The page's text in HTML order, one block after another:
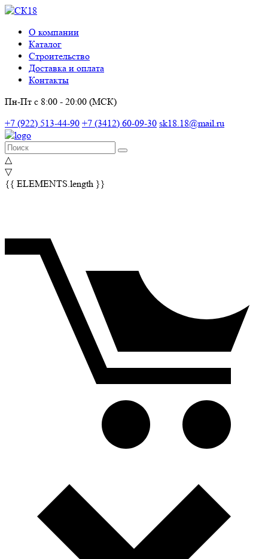
О компании
Каталог
Строительство
Доставка и оплата
Контакты
Пн-Пт с 8:00 - 20:00 (МСК)
+7 (922) 513-44-90 +7 (3412) 60-09-30 sk18.18@mail.ru
△
▽
{{ ELEMENTS.length }}